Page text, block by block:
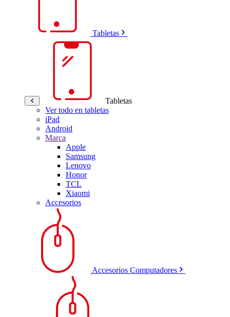
Tabletas
Tabletas
Ver todo en tabletas
iPad
Android
Marca
Apple
Samsung
Lenovo
Honor
TCL
Xiaomi
Accesorios
Accesorios Computadores